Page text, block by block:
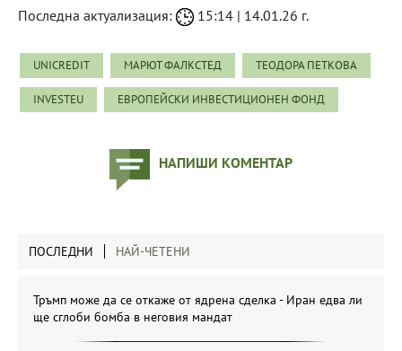
Последна актуализация: 15:14 | 14.01.26 г.
UNIСREDIT МАРЮТ ФАЛКСТЕД ТЕОДОРА ПЕТКОВА
INVESTEU ЕВРОПЕЙСКИ ИНВЕСТИЦИОНЕН ФОНД
НАПИШИ КОМЕНТАР
ПОСЛЕДНИ НАЙ-ЧЕТЕНИ
Тръмп може да се откаже от ядрена сделка - Иран едва ли
ще сглоби бомба в неговия мандат